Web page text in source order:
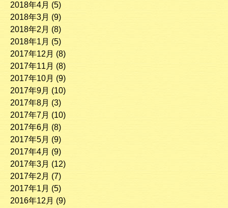
2018年4月 (5)
2018年3月 (9)
2018年2月 (8)
2018年1月 (5)
2017年12月 (8)
2017年11月 (8)
2017年10月 (9)
2017年9月 (10)
2017年8月 (3)
2017年7月 (10)
2017年6月 (8)
2017年5月 (9)
2017年4月 (9)
2017年3月 (12)
2017年2月 (7)
2017年1月 (5)
2016年12月 (9)